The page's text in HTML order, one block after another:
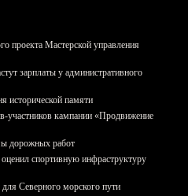
проекта Мастерской управления
зарплаты у административного
исторической памяти
участников кампании «Продвижение
дорожных работ
спортивную инфраструктуру
Северного морского пути